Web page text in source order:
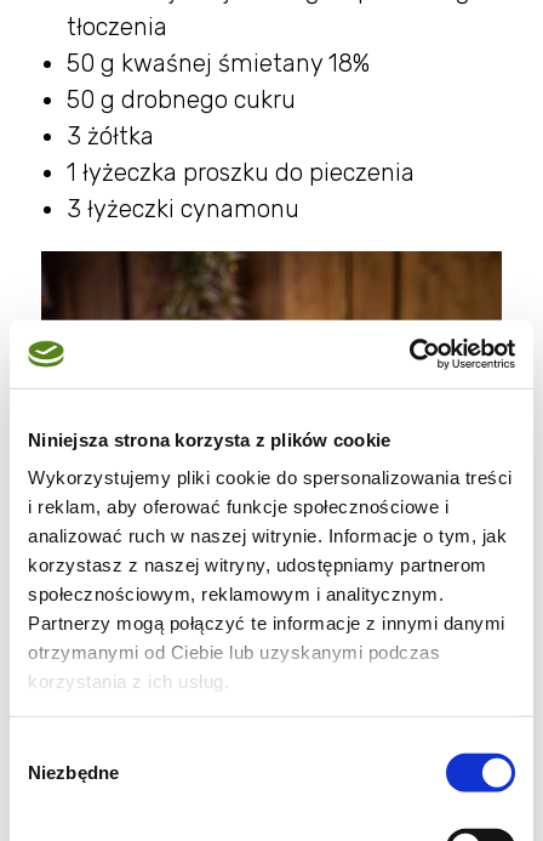
Niniejsza strona korzysta z plików cookie
Wykorzystujemy pliki cookie do spersonalizowania treści
i reklam, aby oferować funkcje społecznościowe i
analizować ruch w naszej witrynie. Informacje o tym, jak
korzystasz z naszej witryny, udostępniamy partnerom
społecznościowym, reklamowym i analitycznym.
Partnerzy mogą połączyć te informacje z innymi danymi
otrzymanymi od Ciebie lub uzyskanymi podczas
korzystania z ich usług.
zgody
Niezbędne
tłoczenia
50 g kwaśnej śmietany 18%
50 g drobnego cukru
3 żółtka
1 łyżeczka proszku do pieczenia
3 łyżeczki cynamonu